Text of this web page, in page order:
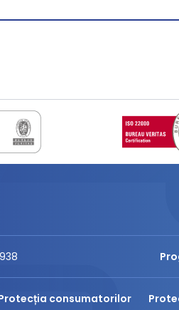
consumatorilor